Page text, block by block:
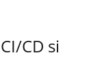
CD si